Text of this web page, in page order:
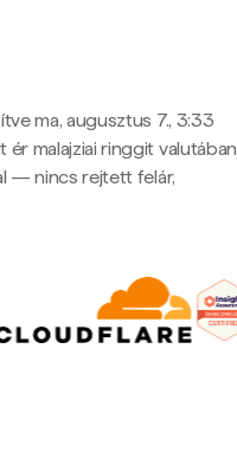
ma, augusztus 7., 3:33
malajziai ringgit valutában
— nincs rejtett felár,